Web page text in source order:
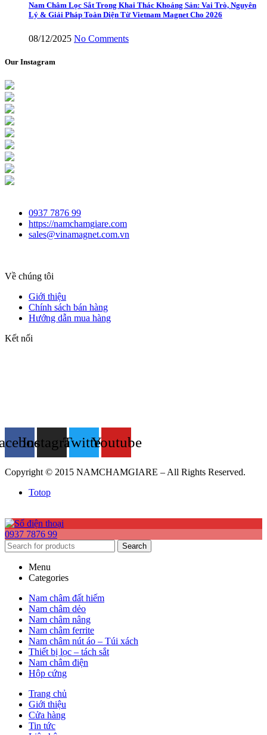
Nam Châm Lọc Sắt Trong Khai Thác Khoáng Sản: Vai Trò, Nguyên
Lý & Giải Pháp Toàn Diện Từ Vietnam Magnet Cho 2026
08/12/2025 No Comments
Our Instagram
0937 7876 99
https://namchamgiare.com
sales@vinamagnet.com.vn
Về chúng tôi
Giới thiệu
Chính sách bán hàng
Hướng dẫn mua hàng
Kết nối
InstagramTwitterYoutube
Copyright © 2015 NAMCHAMGIARE – All Rights Reserved.
Totop
0937 7876 99
Search
Menu
Categories
Nam châm đất hiếm
Nam châm dẻo
Nam châm nâng
Nam châm ferrite
Nam châm nút áo – Túi xách
Thiết bị lọc – tách sắt
Nam châm điện
Hộp cứng
Trang chủ
Giới thiệu
Cửa hàng
Tin tức